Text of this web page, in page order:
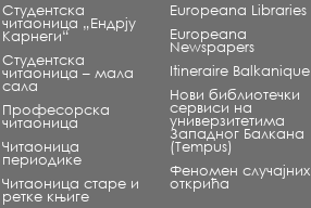
Студентска
читаоница „Ендрју
Карнеги“
Студентска
читаоница – мала
сала
Професорска
читаоница
Читаоница
периодике
Читаоница старе и
ретке књиге
Europeana Libraries
Europeana
Newspapers
Itineraire Balkanique
Нови библиотечки
сервиси на
универзитетима
Западног Балкана
(Tempus)
Феномен случајних
открића